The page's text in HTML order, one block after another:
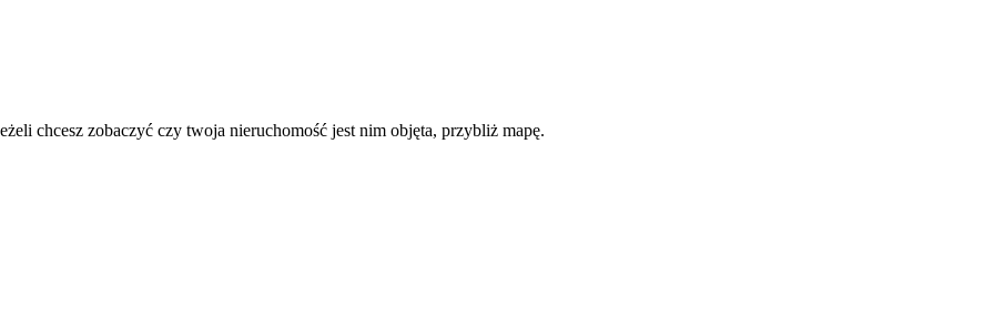
chcesz zobaczyć czy twoja nieruchomość jest nim objęta, przybliż mapę.